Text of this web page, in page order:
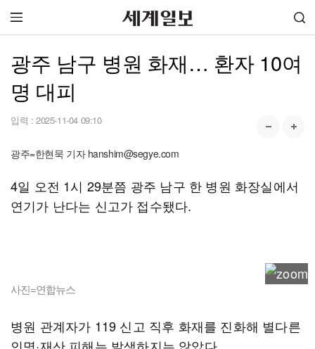
광주 남구 병원 화재… 환자 10여
명 대피
입력 : 2025-11-04 09:10
광주=한현묵 기자 hanshim@segye.com
4일 오전 1시 29분쯤 광주 남구 한 병원 화장실에서
연기가 난다는 신고가 접수됐다.
사진=연합뉴스
병원 관계자가 119 신고 직후 화재를 진화해 별다른